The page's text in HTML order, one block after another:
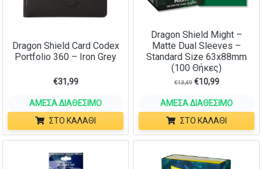
Dragon Shield Card Codex
Portfolio 360 – Iron Grey
€31,99
ΆΜΕΣΑ ΔΙΑΘΈΣΙΜΟ
ΣΤΟ ΚΑΛΆΘΙ
Dragon Shield Might –
Matte Dual Sleeves –
Standard Size 63x88mm
(100 Θήκες)
€13,49 €10,99
ΆΜΕΣΑ ΔΙΑΘΈΣΙΜΟ
ΣΤΟ ΚΑΛΆΘΙ